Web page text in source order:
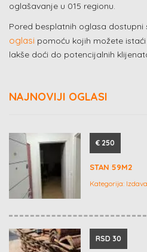
oglašavanje u 015 regionu.
Pored besplatnih oglasa dostupni
oglasi pomoću kojih možete
lakše doći do potencijalnih
NAJNOVIJI OGLASI
€ 250
STAN 59M2
Kategorija:
RSD 30